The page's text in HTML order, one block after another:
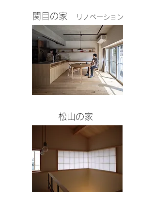
​関目の家 リノベーション
松山の家